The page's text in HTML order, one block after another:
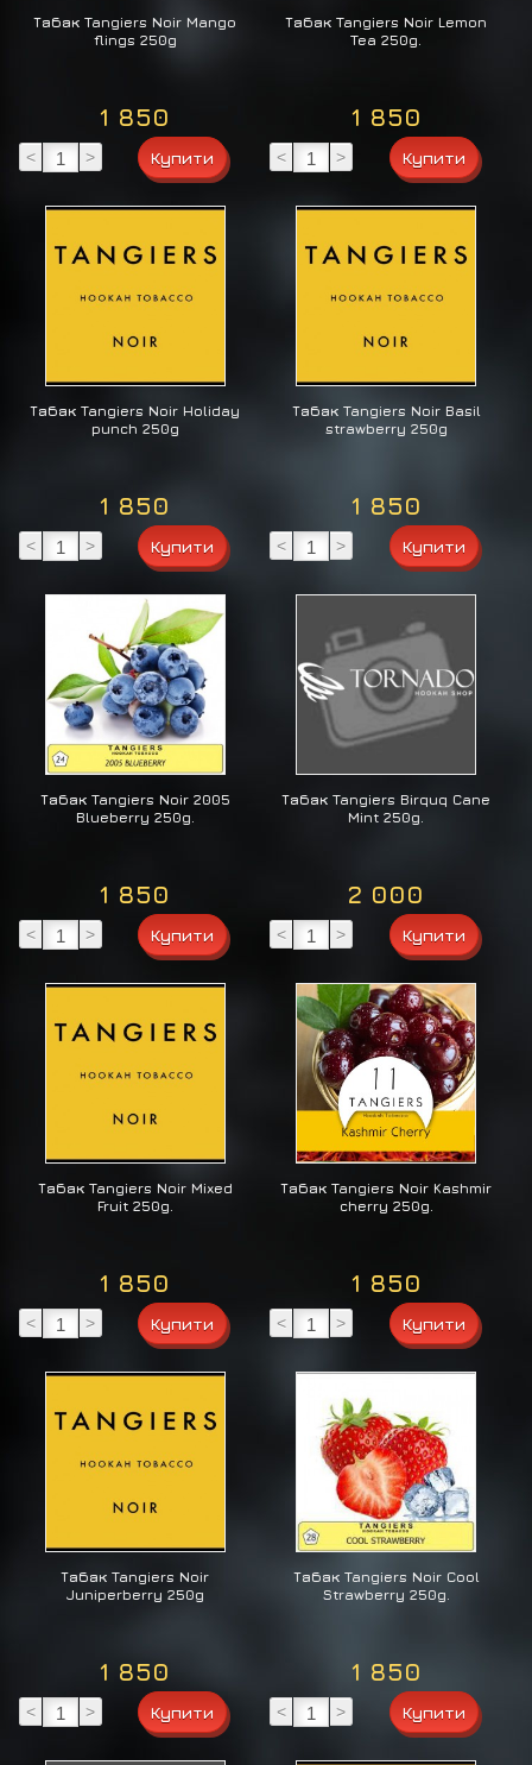
Табак Tangiers Noir Mango
flings 250g
1 850
< >
Табак Tangiers Noir Lemon
Tea 250g.
1 850
< >
Табак Tangiers Noir Holiday
punch 250g
1 850
< >
Табак Tangiers Noir Basil
strawberry 250g
1 850
< >
Табак Tangiers Noir 2005
Blueberry 250g.
1 850
< >
Табак Tangiers Birquq Cane
Mint 250g.
2 000
< >
Табак Tangiers Noir Mixed
Fruit 250g.
1 850
< >
Табак Tangiers Noir Kashmir
cherry 250g.
1 850
< >
Табак Tangiers Noir
Juniperberry 250g
1 850
< >
Табак Tangiers Noir Cool
Strawberry 250g.
1 850
< >